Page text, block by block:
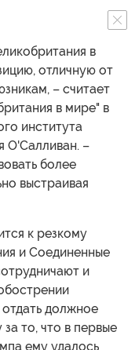
в
отличную от
– считает
в мире" в
института
О'Салливан. –
более
выстраивая
к резкому
и Соединенные
и
должное
то, что в первые
ему удалось